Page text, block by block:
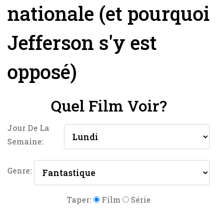
nationale (et pourquoi
Jefferson s'y est
opposé)
Quel Film Voir?
Jour De La
Semaine:
Genre:
Taper: Film Série